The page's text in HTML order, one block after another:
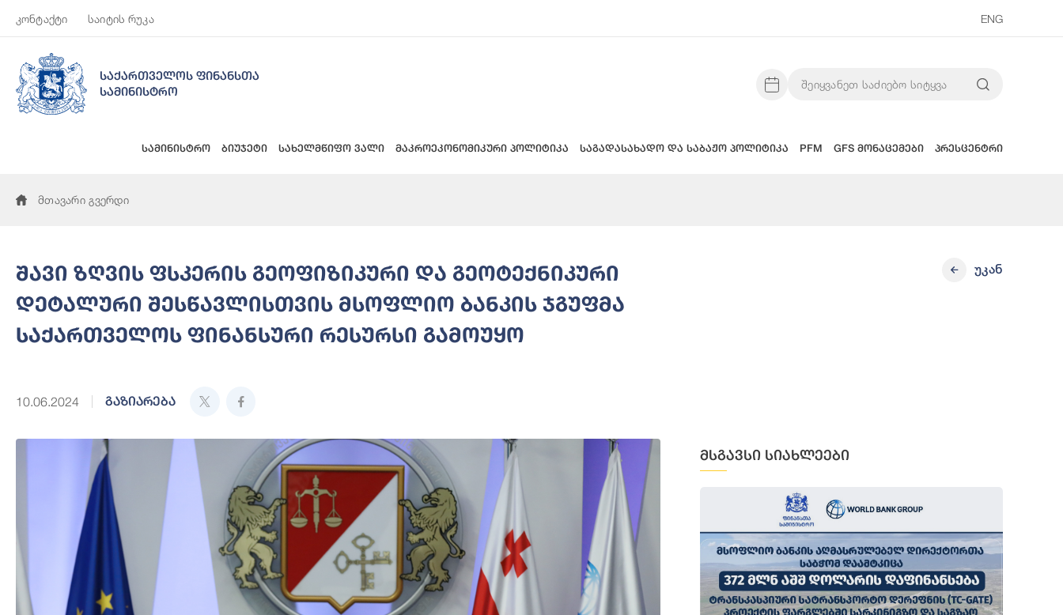
კონტაქტი საიტის რუკა ENG
საქართველოს ფინანსთა
სამინისტრო
სამინისტრო ბიუჯეტი სახელმწიფო ვალი მაკროეკონომიკური პოლიტიკა საგადასახადო და საბაჟო პოლიტიკა PFM GFS მონაცემები პრესცენტრი
მთავარი გვერდი
შავი ზღვის ფსკერის გეოფიზიკური და გეოტექნიკური
დეტალური შესწავლისთვის მსოფლიო ბანკის ჯგუფმა
საქართველოს ფინანსური რესურსი გამოუყო
10.06.2024 გაზიარება
უკან
მსგავსი სიახლეები